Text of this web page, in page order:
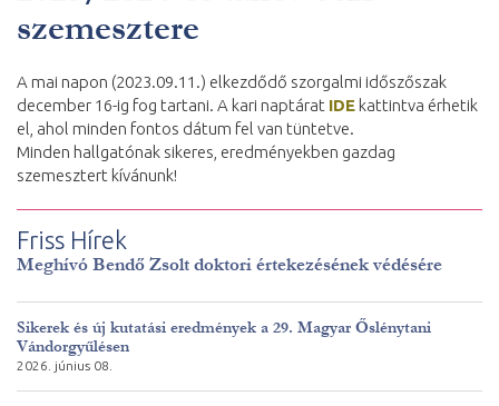
szemesztere
A mai napon (2023.09.11.) elkezdődő szorgalmi időszőszak
december 16-ig fog tartani. A kari naptárat IDE kattintva érhetik
el, ahol minden fontos dátum fel van tüntetve.
Minden hallgatónak sikeres, eredményekben gazdag
szemesztert kívánunk!
Friss Hírek
Meghívó Bendő Zsolt doktori értekezésének védésére
Sikerek és új kutatási eredmények a 29. Magyar Őslénytani
Vándorgyűlésen
2026. június 08.